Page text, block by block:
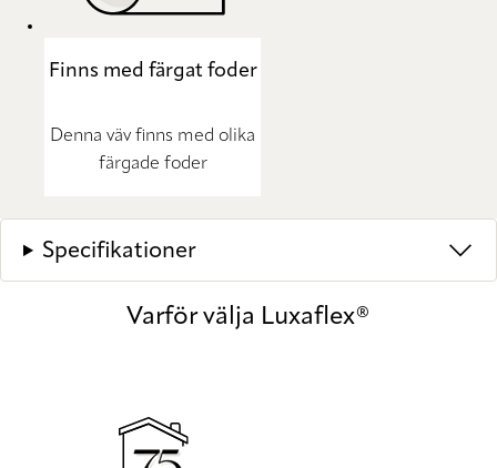
Finns med färgat foder
Denna väv finns med olika
färgade foder
Specifikationer
Varför välja Luxaflex®